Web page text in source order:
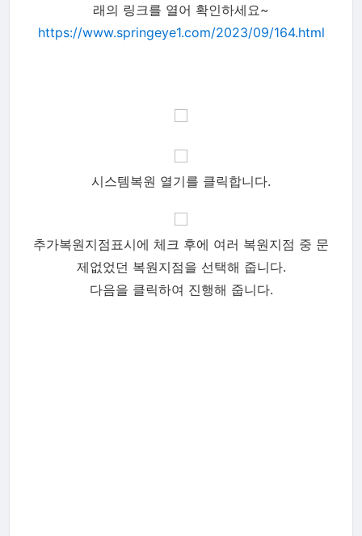
래의 링크를 열어 확인하세요~
https://www.springeye1.com/2023/09/164.html
시스템복원 열기를 클릭합니다.
추가복원지점표시에 체크 후에 여러 복원지점 중 문
제없었던 복원지점을 선택해 줍니다.
다음을 클릭하여 진행해 줍니다.